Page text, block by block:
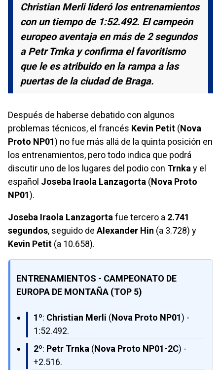
Christian Merli lideró los entrenamientos
con un tiempo de 1:52.492. El campeón
europeo aventaja en más de 2 segundos
a Petr Trnka y confirma el favoritismo
que le es atribuido en la rampa a las
puertas de la ciudad de Braga.
Después de haberse debatido con algunos
problemas técnicos, el francés Kevin Petit (Nova
Proto NP01) no fue más allá de la quinta posición en
los entrenamientos, pero todo indica que podrá
discutir uno de los lugares del podio con Trnka y el
español Joseba Iraola Lanzagorta (Nova Proto
NP01).
Joseba Iraola Lanzagorta fue tercero a 2.741
segundos, seguido de Alexander Hin (a 3.728) y
Kevin Petit (a 10.658).
ENTRENAMIENTOS - CAMPEONATO DE
EUROPA DE MONTAÑA (TOP 5)
1º: Christian Merli (Nova Proto NP01) -
1:52.492.
2º: Petr Trnka (Nova Proto NP01-2C) -
+2.516.